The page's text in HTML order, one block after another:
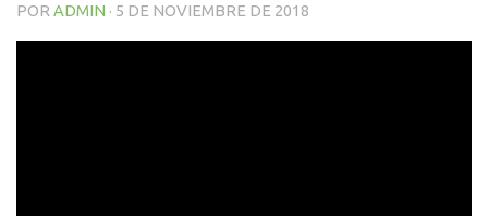
POR ADMIN · 5 DE NOVIEMBRE DE 2018